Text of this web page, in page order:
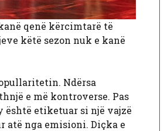
qenë kërcimtarë të
këtë sezon nuk e kanë
Ndërsa
e më kontroverse. Pas
është etiketuar si një vajzë
atë nga emisioni. Diçka e